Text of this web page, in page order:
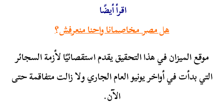
اقرأ أيضًا
هل مصر مخاصمانا واحنا منعرفش؟
موقع الميزان في هذا التحقيق يقدم استقصائيًا لأزمة السجائر
التي بدأت في أواخر يونيو العام الجاري ولا زالت متفاقمة حتى
الآن.